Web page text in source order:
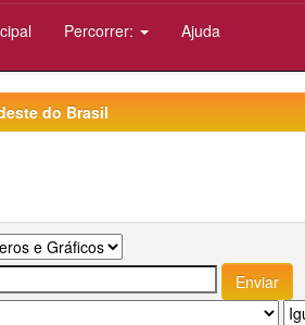
Percorrer: Ajuda
do Brasil